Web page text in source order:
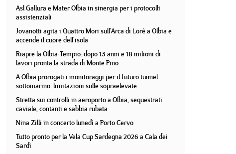
Asl Gallura e Mater Olbia in sinergia per i protocolli
assistenziali
Jovanotti agita i Quattro Mori sull'Arca di Lorè a Olbia e
accende il cuore dell'isola
Riapre la Olbia-Tempio: dopo 13 anni e 18 milioni di
lavori pronta la strada di Monte Pino
A Olbia prorogati i monitoraggi per il futuro tunnel
sottomarino: limitazioni sulle sopraelevate
Stretta sui controlli in aeroporto a Olbia, sequestrati
caviale, contanti e sabbia rubata
Nina Zilli in concerto lunedì a Porto Cervo
Tutto pronto per la Vela Cup Sardegna 2026 a Cala dei
Sardi